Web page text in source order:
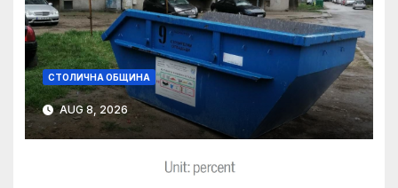
СТОЛИЧНА ОБЩИНА
AUG 8, 2026